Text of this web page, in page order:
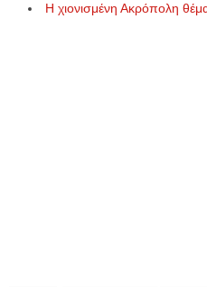
Η χιονισμένη Ακρόπολη